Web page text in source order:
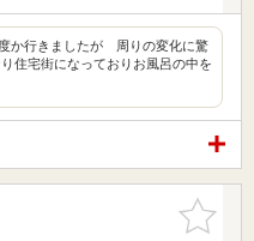
か行きましたが 周りの変化に驚
住宅街になっておりお風呂の中を
お気に入
りに追加